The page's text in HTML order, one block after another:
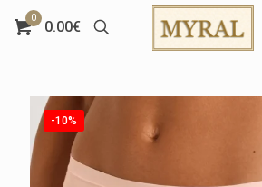
0
0.00€
-10%